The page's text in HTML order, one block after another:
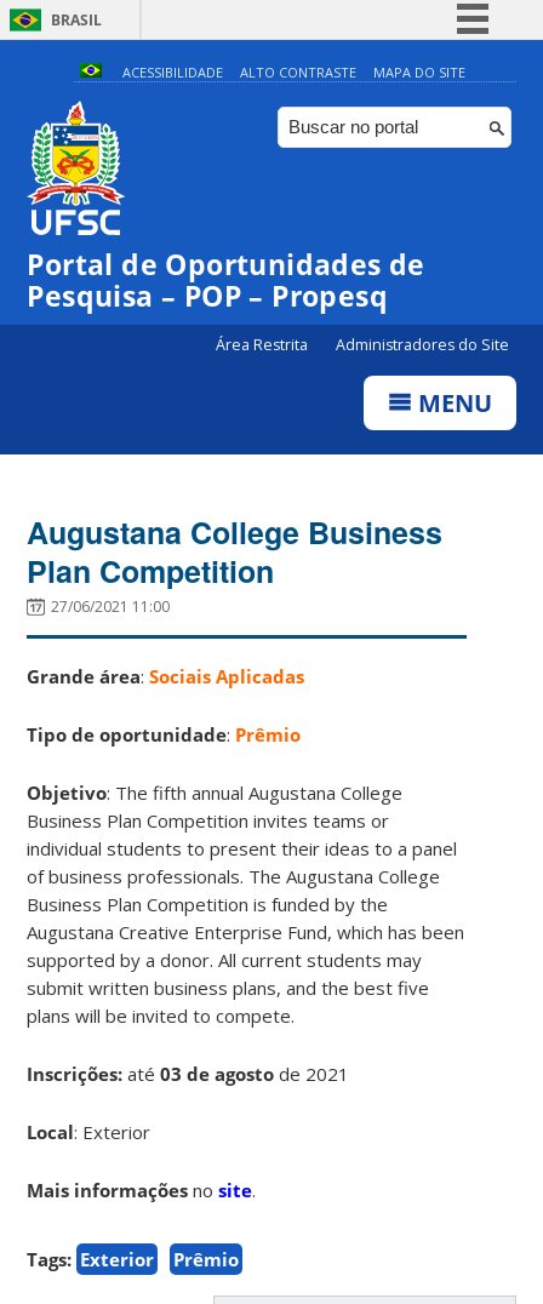
BRASIL
Simplifique!
Comunica BR
Participe
Canais
ACESSIBILIDADE ALTO CONTRASTE MAPA DO SITE
Portal de Oportunidades de
Pesquisa – POP – Propesq
Área Restrita Administradores do Site
MENU
Augustana College Business
Plan Competition
27/06/2021 11:00
Grande área:Sociais Aplicadas
Tipo de oportunidade: Prêmio
Objetivo: The fifth annual Augustana College
Business Plan Competition invites teams or
individual students to present their ideas to a panel
of business professionals. The Augustana College
Business Plan Competition is funded by the
Augustana Creative Enterprise Fund, which has been
supported by a donor. All current students may
submit written business plans, and the best five
plans will be invited to compete.
Inscrições:até03 de agostode 2021
Local: Exterior
Mais informações nosite.
Tags: Exterior Prêmio